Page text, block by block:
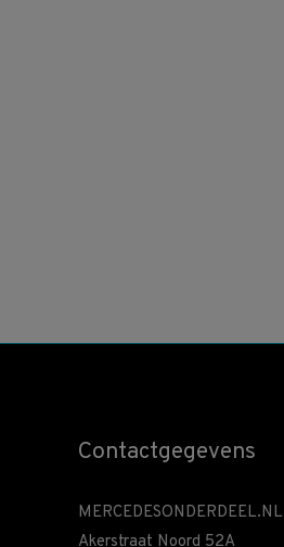
Contactgegevens
MERCEDESONDERDEEL.NL
Akerstraat Noord 52A